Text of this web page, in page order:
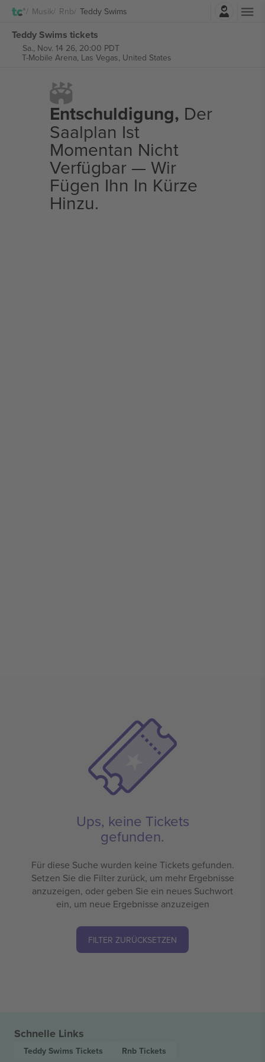
Musik Rnb Teddy Swims
Teddy Swims tickets
Sa., Nov. 14 26, 20:00 PDT
T-Mobile Arena, Las Vegas, United States
Entschuldigung, Der
Saalplan Ist
Momentan Nicht
Verfügbar — Wir
Fügen Ihn In Kürze
Hinzu.
Ups, keine Tickets
gefunden.
Für diese Suche wurden keine Tickets gefunden.
Setzen Sie die Filter zurück, um mehr Ergebnisse
anzuzeigen, oder geben Sie ein neues Suchwort
ein, um neue Ergebnisse anzuzeigen
FILTER ZURÜCKSETZEN
Schnelle Links
Teddy Swims Tickets Rnb Tickets